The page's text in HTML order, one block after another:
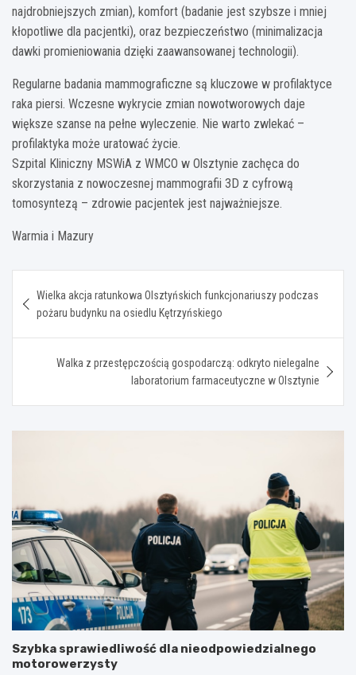
najdrobniejszych zmian), komfort (badanie jest szybsze i mniej
kłopotliwe dla pacjentki), oraz bezpieczeństwo (minimalizacja
dawki promieniowania dzięki zaawansowanej technologii).
Regularne badania mammograficzne są kluczowe w profilaktyce
raka piersi. Wczesne wykrycie zmian nowotworowych daje
większe szanse na pełne wyleczenie. Nie warto zwlekać –
profilaktyka może uratować życie.
Szpital Kliniczny MSWiA z WMCO w Olsztynie zachęca do
skorzystania z nowoczesnej mammografii 3D z cyfrową
tomosyntezą – zdrowie pacjentek jest najważniejsze.
Warmia i Mazury
wpisu
Wielka akcja ratunkowa Olsztyńskich funkcjonariuszy podczas
pożaru budynku na osiedlu Kętrzyńskiego
Walka z przestępczością gospodarczą: odkryto nielegalne
laboratorium farmaceutyczne w Olsztynie
Szybka sprawiedliwość dla nieodpowiedzialnego
motorowerzysty